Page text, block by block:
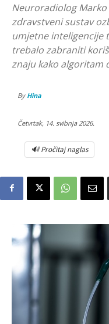
Neuroradiolog
zdravstveni sustav
umjetne inteligencije
trebalo zabraniti
znaju kako algoritam
By Hina
Četvrtak, 14. svibnja 2026.
🔊 Pročitaj naglas